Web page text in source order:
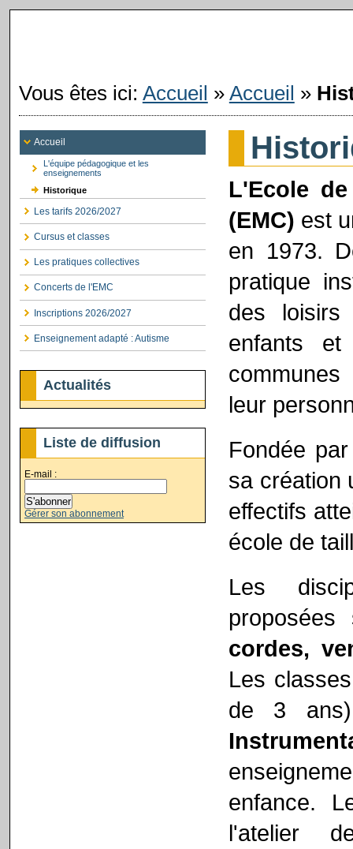
Vous êtes ici: Accueil » Accueil »
Accueil
L'équipe pédagogique et les
enseignements
Historique
Les tarifs 2026/2027
Cursus et classes
Les pratiques collectives
Concerts de l'EMC
Inscriptions 2026/2027
Enseignement adapté : Autisme
Actualités
Liste de diffusion
E-mail :
Gérer son abonnement
L'Ecole
(EMC) est
en 1973.
pratique
des
enfants
leur
Fondée
sa création
effectifs
école de
Les
cordes,
Les
de 3
enfance.
l'atelier